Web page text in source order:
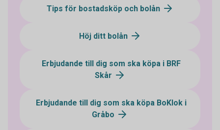
Tips för bostadsköp och bolån
Höj ditt bolån
Erbjudande till dig som ska köpa i BRF
Skår
Erbjudande till dig som ska köpa BoKlok i
Gråbo